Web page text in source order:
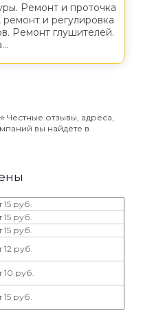
Ремонт и проточка
и регулировка
Ремонт глушителей.
отзывы, адреса,
вы найдёте в
15 руб.
15 руб.
15 руб.
12 руб.
10 руб.
15 руб.